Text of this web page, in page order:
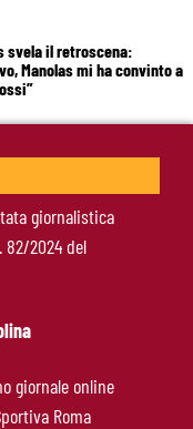
svela il retroscena:
Manolas mi ha convinto a
detta le condizioni:
più chiaro: il messaggio
giornalistica
82/2024 del
giornale online
Roma